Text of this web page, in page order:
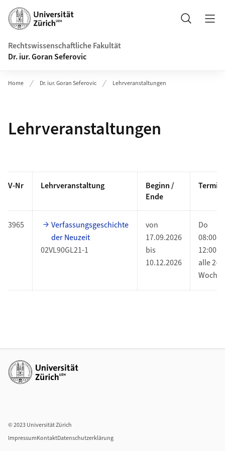
Header
Suche
Rechtswissenschaftliche Fakultät
Dr. iur. Goran Seferovic
Home Dr. iur. Goran Seferovic Lehrveranstaltungen
Lehrveranstaltungen
Vorlesungsverzeichnis
V-Nr
Lehrveranstaltung
Beginn /
Ende
Termin
3965
Verfassungsgeschichte
der Neuzeit
02VL90GL21-1
von
17.09.2026
bis
10.12.2026
Do
08:00-
12:00,
alle 2-3
Weiterführende Links
© 2023 Universität Zürich
ImpressumKontaktDatenschutzerklärung